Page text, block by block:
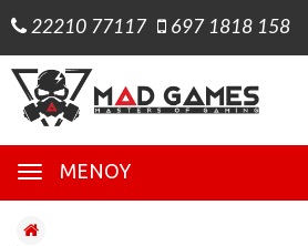
22210 77117 697 1818 158
ΜΕΝΟΎ